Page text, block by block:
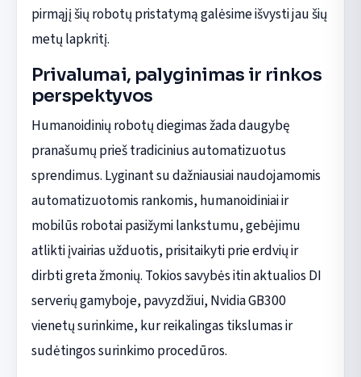
pirmąjį šių robotų pristatymą galėsime išvysti jau šių
metų lapkritį.
Privalumai, palyginimas ir rinkos
perspektyvos
Humanoidinių robotų diegimas žada daugybę
pranašumų prieš tradicinius automatizuotus
sprendimus. Lyginant su dažniausiai naudojamomis
automatizuotomis rankomis, humanoidiniai ir
mobilūs robotai pasižymi lankstumu, gebėjimu
atlikti įvairias užduotis, prisitaikyti prie erdvių ir
dirbti greta žmonių. Tokios savybės itin aktualios DI
serverių gamyboje, pavyzdžiui, Nvidia GB300
vienetų surinkime, kur reikalingas tikslumas ir
sudėtingos surinkimo procedūros.